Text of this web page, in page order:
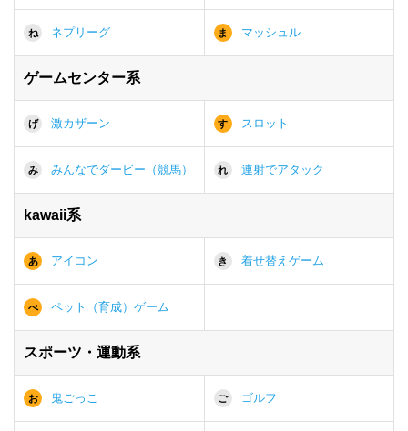
ね ネプリーグ ま マッシュル
ゲームセンター系
げ 激カザーン す スロット
み みんなでダービー（競馬） れ 連射でアタック
kawaii系
あ アイコン き 着せ替えゲーム
ぺ ペット（育成）ゲーム
スポーツ・運動系
お 鬼ごっこ ご ゴルフ